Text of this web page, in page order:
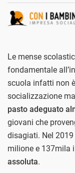
Le mense
fondamentale
scuola infatti non
socializzazione
pasto adeguato
giovani che
disagiati. Nel
milione e 137mila
assoluta.